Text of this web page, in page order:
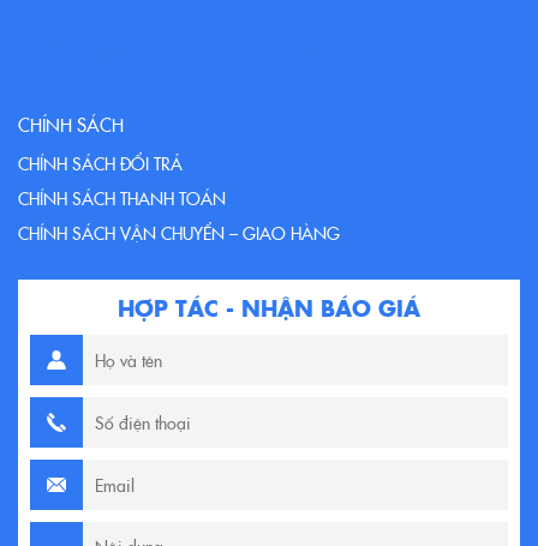
CHÍNH SÁCH
CHÍNH SÁCH ĐỔI TRẢ
CHÍNH SÁCH THANH TOÁN
CHÍNH SÁCH VẬN CHUYỂN – GIAO HÀNG
HỢP TÁC - NHẬN BÁO GIÁ